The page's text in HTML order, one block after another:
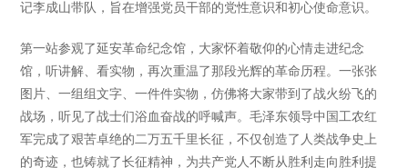
记李成山带队，旨在增强党员干部的党性意识和初心使命意识。
第一站参观了延安革命纪念馆，大家怀着敬仰的心情走进纪念
馆，听讲解、看实物，再次重温了那段光辉的革命历程。一张张
图片、一组组文字、一件件实物，仿佛将大家带到了战火纷飞的
战场，听见了战士们浴血奋战的呼喊声。毛泽东领导中国工农红
军完成了艰苦卓绝的二万五千里长征，不仅创造了人类战争史上
的奇迹，也铸就了长征精神，为共产党人不断从胜利走向胜利提